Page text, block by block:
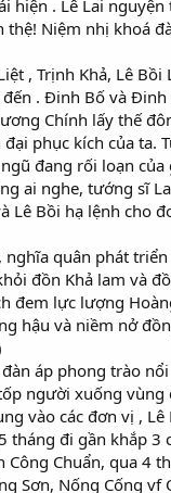
hiện . Lê Lai
Niệm nhị khoá
, Trịnh Khả, Lê
. Đinh Bố và
Chính lấy thế
phục kích của
đang rối loạn
ai nghe, tướng sĩ
Lê Bồi hạ lệnh cho
quân phát
đồn Khả lam và
đem lực lượng
hậu và niềm nở
áp phong trào
người xuống
vào các đơn vị ,
đi gần khắp
Công Chuẩn, qua
Sơn, Nống Cống